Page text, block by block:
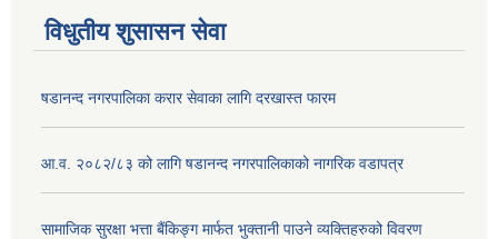
विधुतीय शुसासन सेवा
षडानन्द नगरपालिका करार सेवाका लागि दरखास्त फारम
आ.व. २०८२/८३ को लागि षडानन्द नगरपालिकाको नागरिक वडापत्र
सामाजिक सुरक्षा भत्ता बैंकिङ्ग मार्फत भुक्तानी पाउने व्यक्तिहरुको विवरण